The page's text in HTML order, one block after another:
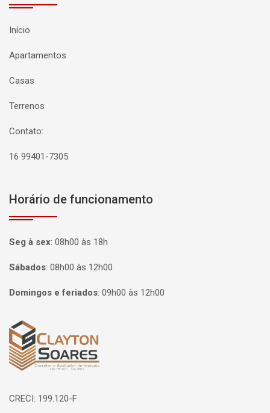
Início
Apartamentos
Casas
Terrenos
Contato:
16 99401-7305
Horário de funcionamento
Seg à sex: 08h00 às 18h
Sábados: 08h00 às 12h00
Domingos e feriados: 09h00 às 12h00
Página inicial
CRECI: 199.120-F